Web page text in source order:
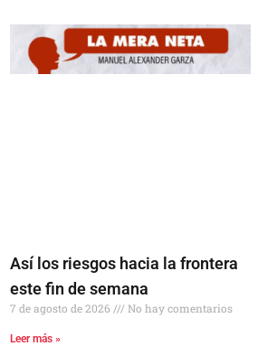
Así los riesgos hacia la frontera
este fin de semana
7 de agosto de 2026 No hay comentarios
Leer más »